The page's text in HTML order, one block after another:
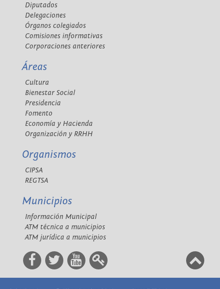
Diputados
Delegaciones
Órganos colegiados
Comisiones informativas
Corporaciones anteriores
Áreas
Cultura
Bienestar Social
Presidencia
Fomento
Economía y Hacienda
Organización y RRHH
Organismos
CIPSA
REGTSA
Municipios
Información Municipal
ATM técnica a municipios
ATM jurídica a municipios